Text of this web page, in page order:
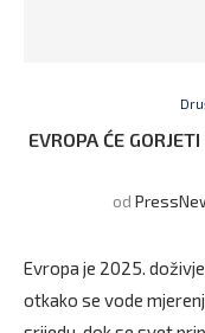
EVROPA ĆE
od
Evropa je 2025.
otkako se vode